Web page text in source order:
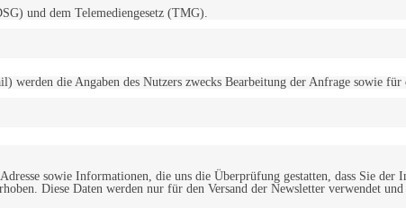
und dem Telemediengesetz (TMG).
die Angaben des Nutzers zwecks Bearbeitung der Anfrage sowie für
sowie Informationen, die uns die Überprüfung gestatten, dass Sie der
Diese Daten werden nur für den Versand der Newsletter verwendet